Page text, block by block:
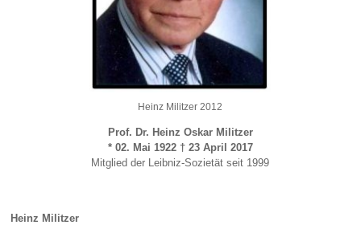
Heinz Militzer 2012
Prof. Dr. Heinz Oskar Militzer
* 02. Mai 1922 † 23 April 2017
Mitglied der Leibniz-Sozietät seit 1999
Heinz Militzer